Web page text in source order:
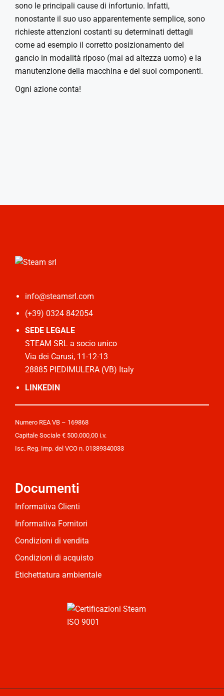
sono le principali cause di infortunio. Infatti,
nonostante il suo uso apparentemente semplice, sono
richieste attenzioni costanti su determinati dettagli
come ad esempio il corretto posizionamento del
gancio in modalità riposo (mai ad altezza uomo) e la
manutenzione della macchina e dei suoi componenti.
Ogni azione conta!
info@steamsrl.com
(+39) 0324 842054
SEDE LEGALE
STEAM SRL a socio unico
Via dei Carusi, 11-12-13
28885 PIEDIMULERA (VB) Italy
LINKEDIN
Numero REA VB – 169868
Capitale Sociale € 500.000,00 i.v.
Isc. Reg. Imp. del VCO n. 01389340033
Documenti
Informativa Clienti
Informativa Fornitori
Condizioni di vendita
Condizioni di acquisto
Etichettatura ambientale